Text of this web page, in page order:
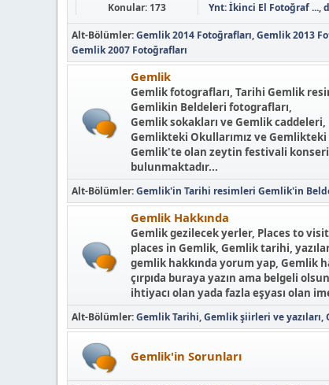
Konular: 173
Ynt: İkinci El Fotoğraf ...,
Alt-Bölümler Gemlik 2014 Fotoğrafları Gemlik 2013
Gemlik 2007 Fotoğrafları
Gemlik
Gemlik fotografları, Tarihi Gemlik
Gemlikin Beldeleri fotografları,
Gemlik sokakları ve Gemlik caddeleri,
Gemlikteki Okullarımız ve Gemlikteki
Gemlik'te olan zeytin festivali
bulunmaktadır...
Alt-Bölümler Gemlik'in Tarihi resimleri Gemlik'in
Gemlik Hakkında
Gemlik gezilecek yerler, Places to
places in Gemlik, Gemlik tarihi,
gemlik hakkında yorum yap, Gemlik
çırpıda buraya yazın ama belgeli
ihtiyacı olan yada fazla eşyası olan
Alt-Bölümler Gemlik Tarihi Gemlik şiirleri ve yazıları
Gemlik'in Sorunları